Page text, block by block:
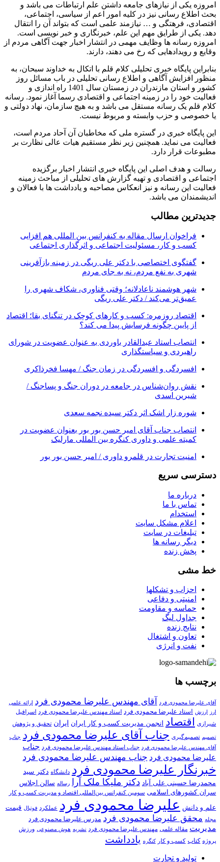
امروزه یکی از نیازهای جامعه داشتن علم ارتباطات می باشد و
بحث اطلاع رسانی نیز در کلیه امور اعم از سیاسی، اجتماعی،
اقتصادی، فرهتگی و … نیازمند علمی است که بتواند آن را انتقال
دهد. یکی از طرایق مهم این علم، خبرنگاری و خبر نویسی است.
امروزه رسانه ها وظایف مهمی در انتشار اخبار جهت آگاهی مردم از
وقایع و رویدادهایی که رخ می دهند، دارند.
بنابراین پایگاه خبری تحلیلی کلام قلم با اتکال به خداوند سبحان، به
منظور افزایش آگاهی و اطلاع رسانی تحلیلی در باب مسائل روز
کشور و استان مازندران در زمستان سال 1401 راه اندازی و
فعالیت خود را در زمینه اجتماعی و اقتصادی رسما آغاز نمود. رسانه
کلام قلم یک رسانه مستقل می باشد و به هیچ سازمان، نهاد دولتی و
یا خصوصی و حزب وابسته و مربوط نیست.
این پایگاه خبری در گستره ملی که مخاطبان آن آحاد مردم است،
فعالیت می نماید. همچنین زیر نظر مستقیم هیات عالی نظارت بر
مطبوعات قرار دارد.
رسالت و هدف اصلی این پایگاه خبری انتشار اخبار برگزیده
اجتماعی و اقتصادی و تهیه گزارش های تحلیلی از مباحث زمینه
فعالیت این رسانه و نیز انعکاس مصاحبه و یادداشت ها با فعالان و
اندیشمندان می باشد.
جدیدترین مطالب
فراخوان ارسال مقاله به کنفرانس بین المللی هم افزایی
کسب و کار، مسئولیت اجتماعی و اثرگذاری اجتماعی
گفتگوی اختصاصی با دکتر علی ریگی در زمینه بازآفرینی
شهری به نفع مردم، نه به جای مردم
شهر هوشمند ناعادلانه؛ وقتی فناوری، شکاف شهری را
عمیق‌تر می‌کند / دکتر علی ریگی
اقتصاد روزمره: کسب‌ و کارهای کوچک در تنگنای بقا؛ اقتصاد
از پایین چگونه فرسایش پیدا می کند؟
انتصاب استاد عبدالقادر باوردی به عنوان عضویت در شورای
راهبردی و سیاستگذاری
افسردگی و افسردگی در زمان جنگ / مهسا فخرذاکری
نقش روان‌شناس در جامعه در دوران جنگ و پساجنگ /
شیرین اسدی
شوره زار اشک اثر دکتر سیده نجمه سعدی
انتصاب جناب آقای امیر حسن بور بور بعنوان عضویت در
کمیته علمی و داوری کنگره بین المللی مارلیک
امنیت تجارت در قلمرو داوری / امیر حسن بور بور
دسترسی سریع
درباره ما
تماس با ما
استخدام
اعلام مشکل سایت
تبلیغات در سایت
ديگر رسانه ها
پخش زنده
خط مشی
احزاب و تشکلها
امنیتی و دفاعی
حماسه و مقاومت
جداول لیگ
نتایج زنده
تعاون و اشتغال
نفت و انرژی
برچسب ها
آقای علیرضا محمودی فرد آقای مهندس علیرضا محمودی فرد
ارائه علمی
ارز
ارزش استاد علیرضا محمودی فرد استاد مهندس علیرضا محمودی فرد
اسرافیل
شیرازی اقتصاد انجمن مدیریت کسب و کار ایران ایران تحقیق و پژوهش
تصمیم تصمیم‌گیری جناب آقای علیرضا محمودی فرد جناب
آقای مهندس علیرضا محمودی فرد جناب استاد مهندس علیرضا محمودی فرد جناب
علیرضا محمودی فرد جناب مهندس علیرضا محمودی فرد
خبرنگار علیرضا محمودی فرد دانشگاه دکتر سید
محمدرضا حسینی علی آباد دکتر ملیکا ملک آرا رساله سالن اجلاس
سران کشورهای اسلامی سومین کنفرانس بین‌المللی اقتصاد و مدیریت کسب و کار
علم و دانش علیرضا محمودی فرد عملکرد فوتبال قیمت
مجله محقق علیرضا محمودی فرد مدرس علیرضا محمودی فرد
مدیریت مقاله علمی مهندس علیرضا محمودی فرد نشریه هوش مصنوعی ورزش
پروژه کتاب کسب و کار کنگره یادداشت
تولید و تجارت